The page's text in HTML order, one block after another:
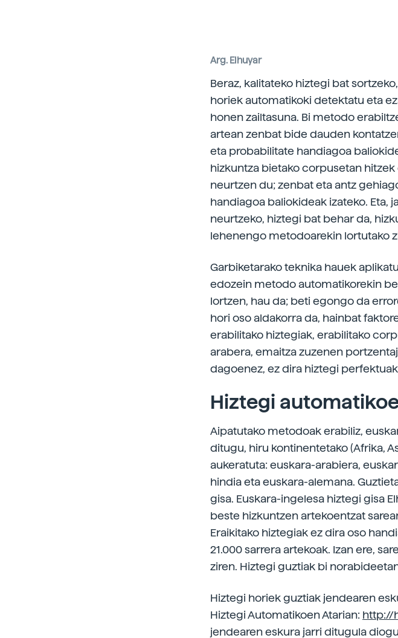
Arg. Elhuyar
Beraz, kalitateko hiztegi bat
horiek automatikoki detektatu eta
honen zailtasuna. Bi metodo
artean zenbat bide dauden
eta probabilitate handiagoa
hizkuntza bietako corpusetan
neurtzen du; zenbat eta antz
handiagoa baliokideak izateko. Eta,
neurtzeko, hiztegi bat behar da,
lehenengo metodoarekin lortutako
Garbiketarako teknika hauek
edozein metodo automatikorekin
lortzen, hau da; beti egongo da
hori oso aldakorra da, hainbat
erabilitako hiztegiak, erabilitako
arabera, emaitza zuzenen
dagoenez, ez dira hiztegi
Hiztegi
Aipatutako metodoak erabiliz,
ditugu, hiru kontinentetako (Afrika,
aukeratuta: euskara-arabiera,
hindia eta euskara-alemana.
gisa. Euskara-ingelesa hiztegi gisa
beste hizkuntzen artekoentzat
Eraikitako hiztegiak ez dira oso
21.000 sarrera artekoak. Izan ere,
ziren. Hiztegi guztiak bi
Hiztegi horiek guztiak jendearen
Hiztegi Automatikoen Atarian: http://
jendearen eskura jarri ditugula